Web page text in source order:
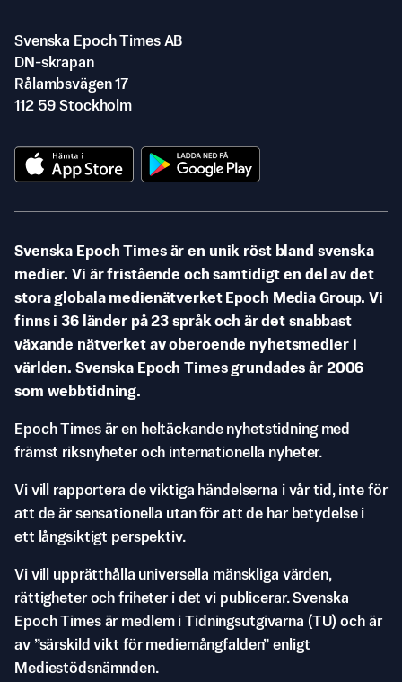
Svenska Epoch Times AB
DN-skrapan
Rålambsvägen 17
112 59 Stockholm
Svenska Epoch Times är en unik röst bland svenska
medier. Vi är fristående och samtidigt en del av det
stora globala medienätverket Epoch Media Group. Vi
finns i 36 länder på 23 språk och är det snabbast
växande nätverket av oberoende nyhetsmedier i
världen. Svenska Epoch Times grundades år 2006
som webbtidning.
Epoch Times är en heltäckande nyhetstidning med
främst riksnyheter och internationella nyheter.
Vi vill rapportera de viktiga händelserna i vår tid, inte för
att de är sensationella utan för att de har betydelse i
ett långsiktigt perspektiv.
Vi vill upprätthålla universella mänskliga värden,
rättigheter och friheter i det vi publicerar. Svenska
Epoch Times är medlem i Tidningsutgivarna (TU) och är
av ”särskild vikt för mediemångfalden” enligt
Mediestödsnämnden.